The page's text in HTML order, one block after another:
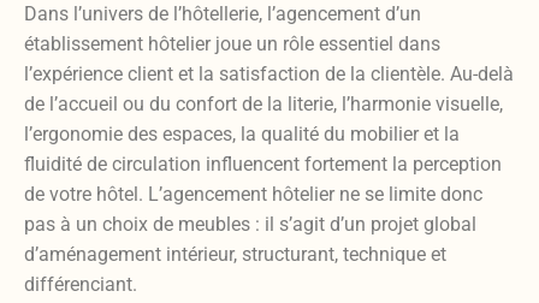
Dans l’univers de l’hôtellerie, l’agencement d’un
établissement hôtelier joue un rôle essentiel dans
l’expérience client et la satisfaction de la clientèle. Au-delà
de l’accueil ou du confort de la literie, l’harmonie visuelle,
l’ergonomie des espaces, la qualité du mobilier et la
fluidité de circulation influencent fortement la perception
de votre hôtel. L’agencement hôtelier ne se limite donc
pas à un choix de meubles : il s’agit d’un projet global
d’aménagement intérieur, structurant, technique et
différenciant.